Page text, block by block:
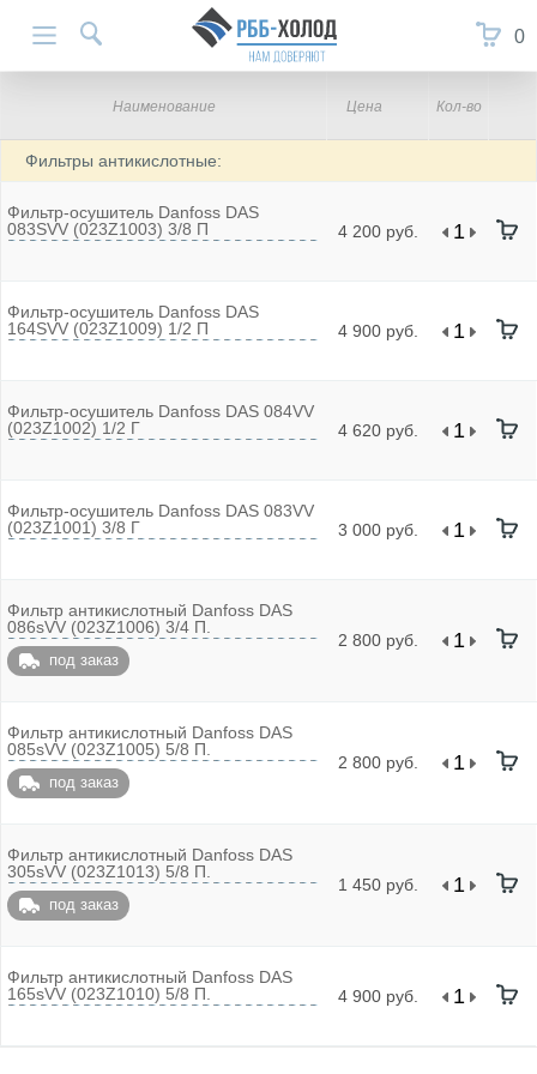
0
Наименование Цена Кол-во
Фильтры антикислотные:
Фильтр-осушитель Danfoss DAS
083SVV (023Z1003) 3/8 П
4 200 руб.
Фильтр-осушитель Danfoss DAS
164SVV (023Z1009) 1/2 П
4 900 руб.
Фильтр-осушитель Danfoss DAS 084VV
(023Z1002) 1/2 Г
4 620 руб.
Фильтр-осушитель Danfoss DAS 083VV
(023Z1001) 3/8 Г
3 000 руб.
Фильтр антикислотный Danfoss DAS
086sVV (023Z1006) 3/4 П.
под заказ
2 800 руб.
Фильтр антикислотный Danfoss DAS
085sVV (023Z1005) 5/8 П.
под заказ
2 800 руб.
Фильтр антикислотный Danfoss DAS
305sVV (023Z1013) 5/8 П.
под заказ
1 450 руб.
Фильтр антикислотный Danfoss DAS
165sVV (023Z1010) 5/8 П.
4 900 руб.